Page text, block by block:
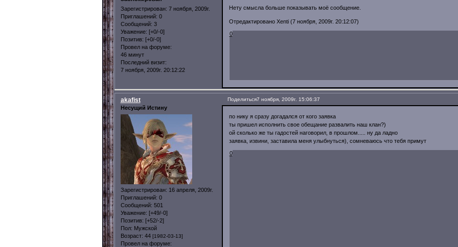
Зарегистрирован: 7 ноября, 2009г.
Приглашений: 0
Сообщений: 3
Уважение: [+0/-0]
Позитив: [+0/-0]
Провел на форуме:
46 минут
Последний визит:
7 ноября, 2009г. 20:12:22
Нету смысла больше показывать моё сообщение.
Отредактировано Xenti (7 ноября, 2009г. 20:12:07)
0
Поделиться7 ноября, 2009г. 15:06:37
akafist
Несущий Истину
Зарегистрирован: 16 апреля, 2009г.
Приглашений: 0
Сообщений: 501
Уважение: [+49/-0]
Позитив: [+52/-2]
Пол: Мужской
Возраст: 44 [1982-03-13]
Провел на форуме:
по нику я сразу догадался от кого заявка
ты пришел исполнить свое обещание развалить наш клан?)
ой сколько же ты гадостей наговорил, в прошлом..... ну да ладно
заявка, извини, заставила меня улыбнуться), сомневаюсь что тебя примут
0